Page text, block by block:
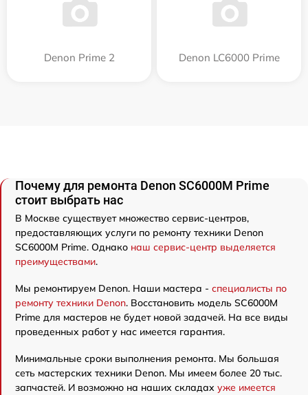
Denon Prime 2 Denon LC6000 Prime
Почему для ремонта Denon SC6000M Prime
стоит выбрать нас
В Москве существует множество сервис-центров,
предоставляющих услуги по ремонту техники Denon
SC6000M Prime. Однако наш сервис-центр выделяется
преимуществами.
Мы ремонтируем Denon. Наши мастера - специалисты по
ремонту техники Denon. Восстановить модель SC6000M
Prime для мастеров не будет новой задачей. На все виды
проведенных работ у нас имеется гарантия.
Минимальные сроки выполнения ремонта. Мы большая
сеть мастерских техники Denon. Мы имеем более 20 тыс.
запчастей. И возможно на наших складах уже имеется